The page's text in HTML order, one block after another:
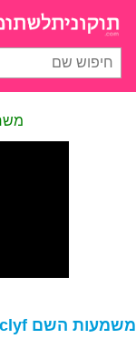
משמעות השם Wyclyf